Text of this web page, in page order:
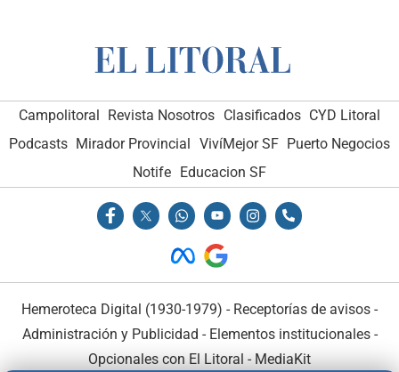
Campolitoral Revista Nosotros Clasificados CYD Litoral
Podcasts Mirador Provincial VivíMejor SF Puerto Negocios
Notife
Educacion SF
Hemeroteca Digital (1930-1979) - Receptorías de avisos -
Administración y Publicidad - Elementos institucionales-
Opcionales con El Litoral - MediaKit